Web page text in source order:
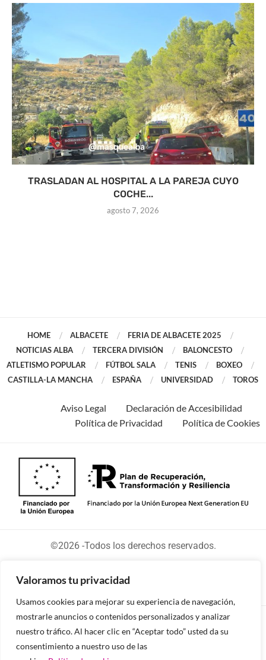
Valoramos tu privacidad
Usamos cookies para mejorar su experiencia de navegación,
mostrarle anuncios o contenidos personalizados y analizar
nuestro tráfico. Al hacer clic en “Aceptar todo” usted da su
consentimiento a nuestro uso de las
TRASLADAN AL HOSPITAL A LA PAREJA CUYO
COCHE...
agosto 7, 2026
HOME ALBACETE
FERIA DE ALBACETE 2025
NOTICIAS ALBA
TERCERA DIVISIÓN
BALONCESTO
ATLETISMO POPULAR
FÚTBOL SALA TENIS
BOXEO
CASTILLA-LA MANCHA
ESPAÑA UNIVERSIDAD TOROS
Aviso Legal
Declaración de Accesibilidad
Política de Privacidad
Política de Cookies
©2026 -Todos los derechos reservados.
Diseñado y desarrollado por tu equipo Imedia
Comunicación